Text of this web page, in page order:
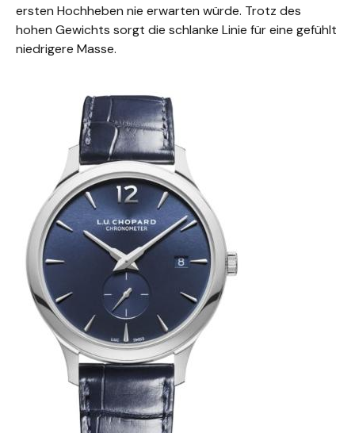
ersten Hochheben nie erwarten würde. Trotz des
hohen Gewichts sorgt die schlanke Linie für eine gefühlt
niedrigere Masse.